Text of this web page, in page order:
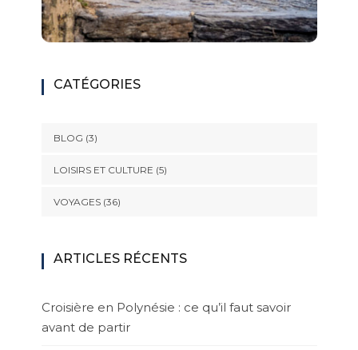
CATÉGORIES
BLOG (3)
LOISIRS ET CULTURE (5)
VOYAGES(36)
ARTICLES RÉCENTS
Croisière en Polynésie : ce qu’il faut savoir
avant de partir